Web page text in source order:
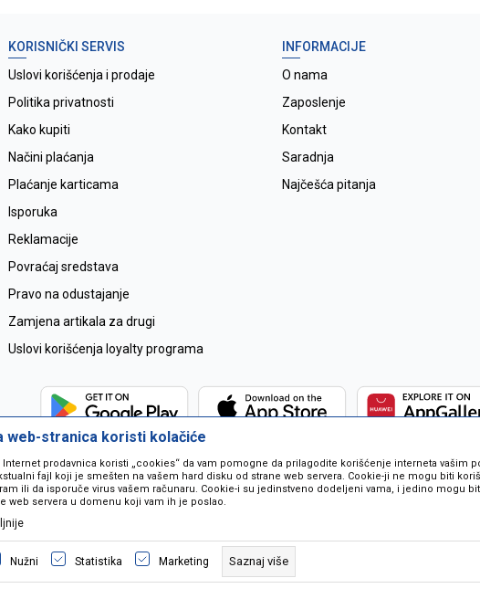
KORISNIČKI SERVIS
Uslovi korišćenja i prodaje
Politika privatnosti
Kako kupiti
Načini plaćanja
Plaćanje karticama
Isporuka
Reklamacije
Povraćaj sredstava
Pravo na odustajanje
Zamjena artikala za drugi
Uslovi korišćenja loyalty programa
INFORMACIJE
O nama
Zaposlenje
Kontakt
Saradnja
Najčešća pitanja
što precizniji u opisu proizvoda, prikazu slika i samih cijena ali ne možemo garantovati da
su dio naše ponude i ne podrazumjeva se da su dostupni u svakom trenutku.
pozivom na broj 067259021.
©2026www.mil-pop.com, IzradaNB SOFT. Sva prava zadržana.
web-stranica koristi kolačiće
Internet prodavnica koristi „cookies“ da vam pomogne da prilagodite korišćenje interneta vašim
fajl koji je smešten na vašem hard disku od strane web servera. Cookie-ji ne mogu biti
ili da isporuče virus vašem računaru. Cookie-i su jedinstveno dodeljeni vama, i jedino mogu
web servera u domenu koji vam ih je poslao.
Nužni Statistika Marketing Saznaj više